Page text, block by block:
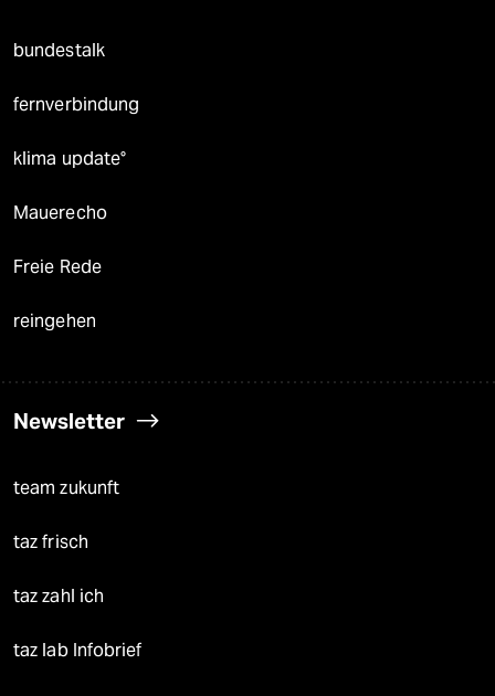
bundestalk
fernverbindung
klima update°
Mauerecho
Freie Rede
reingehen
Newsletter
team zukunft
taz frisch
taz zahl ich
taz lab Infobrief